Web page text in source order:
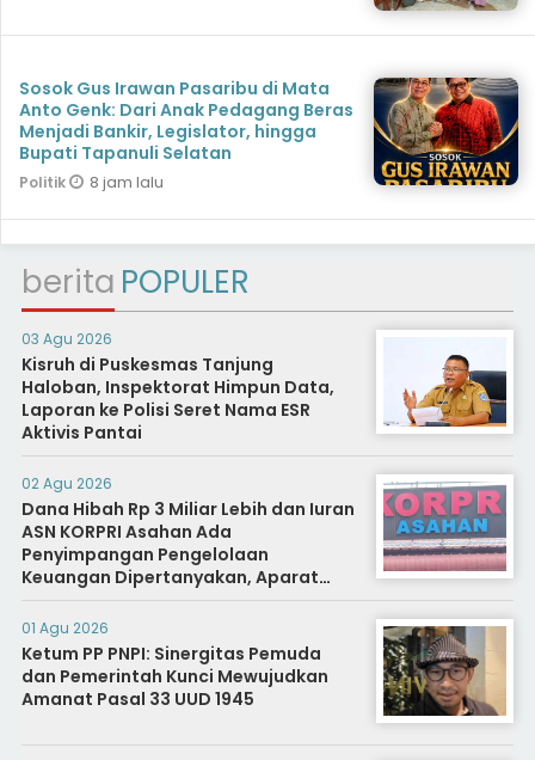
Sosok Gus Irawan Pasaribu di Mata
Anto Genk: Dari Anak Pedagang Beras
Menjadi Bankir, Legislator, hingga
Bupati Tapanuli Selatan
Politik 8 jam lalu
berita POPULER
03 Agu 2026
Kisruh di Puskesmas Tanjung
Haloban, Inspektorat Himpun Data,
Laporan ke Polisi Seret Nama ESR
Aktivis Pantai
02 Agu 2026
Dana Hibah Rp 3 Miliar Lebih dan Iuran
ASN KORPRI Asahan Ada
Penyimpangan Pengelolaan
Keuangan Dipertanyakan, Aparat
Diminta Segera Usut
01 Agu 2026
Ketum PP PNPI: Sinergitas Pemuda
dan Pemerintah Kunci Mewujudkan
Amanat Pasal 33 UUD 1945